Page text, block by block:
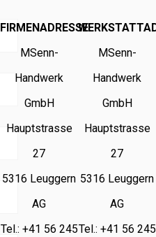
FIRMENADRESSE
MSenn-
Handwerk
GmbH
Hauptstrasse
27
5316 Leuggern
AG
Tel.: +41 56 245
MSenn-
Handwerk
GmbH
Hauptstrasse
27
5316 Leuggern
AG
Tel.: +41 56 245